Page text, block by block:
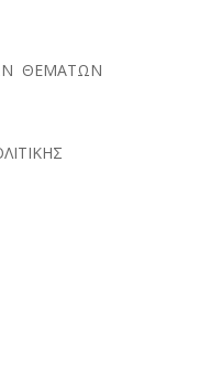
ΘΕΜΑΤΩΝ